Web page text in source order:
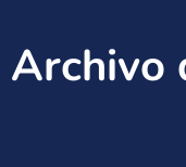
Archivo